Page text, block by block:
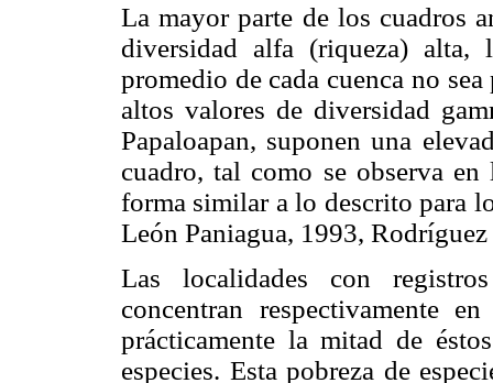
La mayor parte de los cuadros
diversidad alfa (riqueza)
promedio de cada cuenca no
altos valores de diversidad
Papaloapan, suponen una
cuadro, tal como se observa
forma similar a lo descrito para
León Paniagua, 1993, Rodríguez
Las localidades con
concentran respectivamente
prácticamente la mitad de
especies. Esta pobreza de